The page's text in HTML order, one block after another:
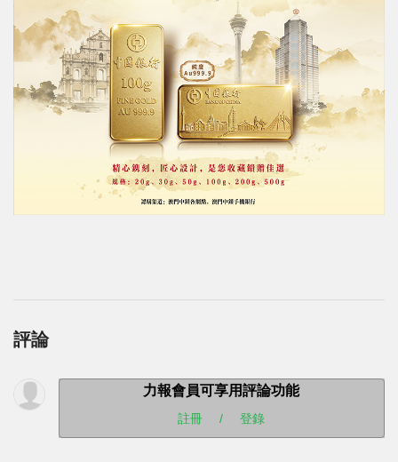
評論
力報會員可享用評論功能
註冊 / 登錄